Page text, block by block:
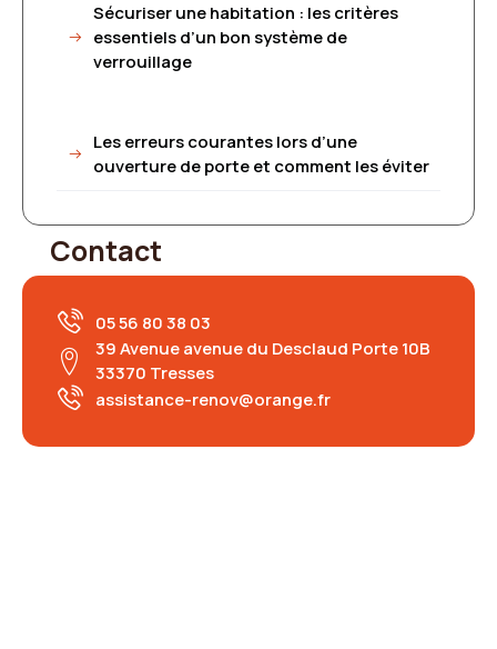
Sécuriser une habitation : les critères
essentiels d’un bon système de
verrouillage
Les erreurs courantes lors d’une
ouverture de porte et comment les éviter
Contact
05 56 80 38 03
39 Avenue avenue du Desclaud Porte 10B
33370 Tresses
assistance-renov@orange.fr